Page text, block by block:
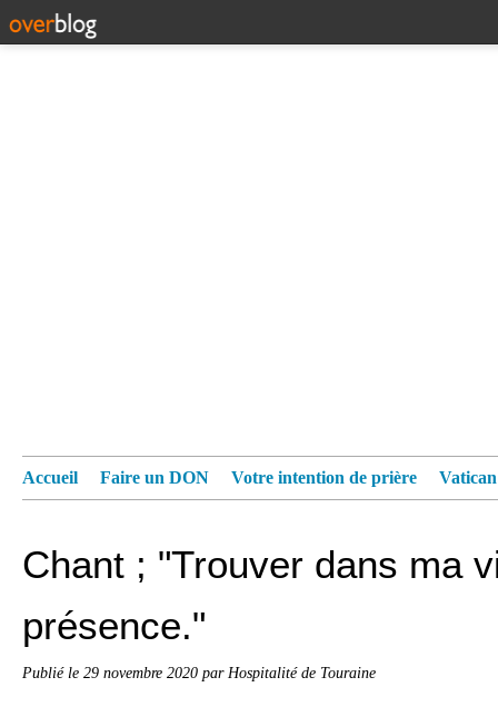
Accueil Faire un DON Votre intention de prière
Chant ; "Trouver dans ma
présence."
Publié le 29 novembre 2020 par Hospitalité de Touraine